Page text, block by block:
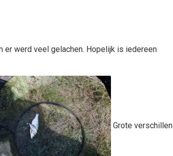
er werd veel gelachen. Hopelijk is iedereen
Grote verschillen